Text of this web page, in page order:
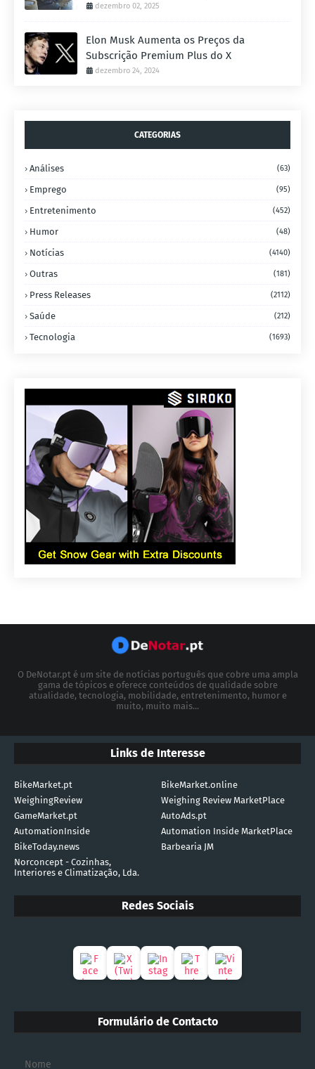
dezembro 02, 2025
Elon Musk Aumenta os Preços da
Subscrição Premium Plus do X
dezembro 24, 2024
CATEGORIAS
Análises (63)
Emprego (95)
Entretenimento (452)
Humor (48)
Notícias (4140)
Outras (181)
Press Releases (2112)
Saúde (212)
Tecnologia (1693)
O DeNotar.pt é um site de notícias português que cobre uma ampla
gama de tópicos e oferece conteúdos de qualidade sobre
atualidade, tecnologia, mobilidade, entretenimento, humor e
muito, muito mais...
Links de Interesse
BikeMarket.pt
BikeMarket.online
WeighingReview
Weighing Review MarketPlace
GameMarket.pt
AutoAds.pt
AutomationInside
Automation Inside MarketPlace
BikeToday.news
Barbearia JM
Norconcept - Cozinhas,
Interiores e Climatização, Lda.
Redes Sociais
Formulário de Contacto
Nome